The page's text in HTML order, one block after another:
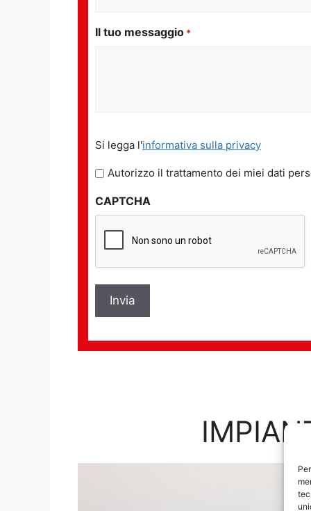
Il tuo messaggio *
legga
l'informativa
privacy
Si legga l'informativa sulla privacy
Autorizzo il trattamento dei miei dati
CAPTCHA